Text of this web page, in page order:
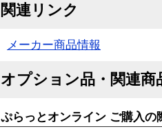
関連リンク
メーカー商品情報
オプション品・関連商
ぷらっとオンライン ご購入の